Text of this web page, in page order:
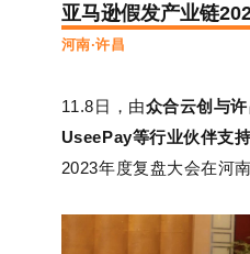
亚马逊假发产业链
河南·许昌
11.8日，由众合云创与许
UseePay等行业伙伴支
2023年度复盘大会在河